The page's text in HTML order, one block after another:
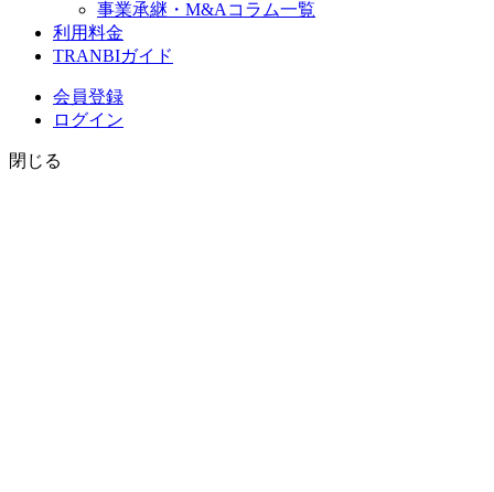
事業承継・M&Aコラム一覧
利用料金
TRANBIガイド
会員登録
ログイン
閉じる